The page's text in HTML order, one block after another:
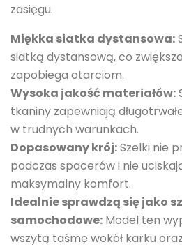
zasięgu.
Miękka siatka dystansowa:
siatką dystansową, co
zapobiega otarciom.
Wysoka jakość materiałów:
tkaniny zapewniają
w trudnych warunkach.
Dopasowany krój:Szelki nie
podczas spacerów i nie
maksymalny komfort.
Idealnie sprawdzą się jako
samochodowe: Model ten
wszytą taśmę wokół karku